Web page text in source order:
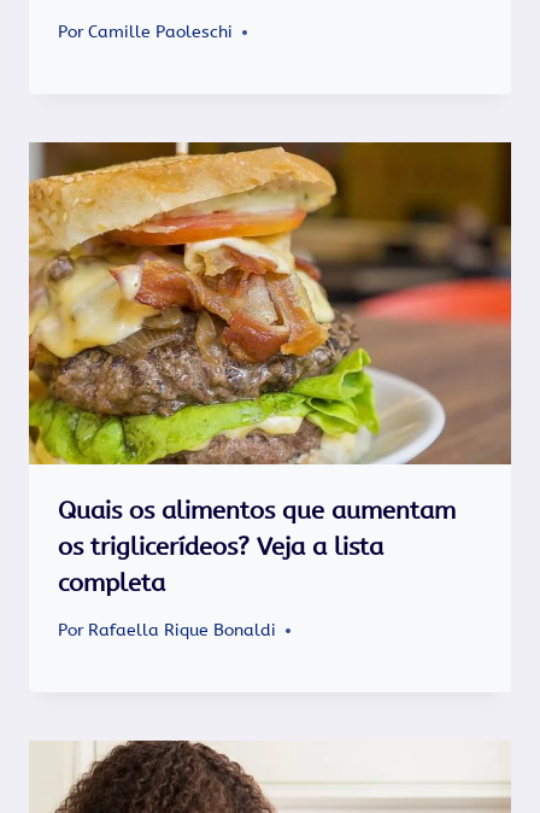
PorCamille Paoleschi
Quais os alimentos que aumentam
os triglicerídeos? Veja a lista
completa
Por Rafaella Rique Bonaldi